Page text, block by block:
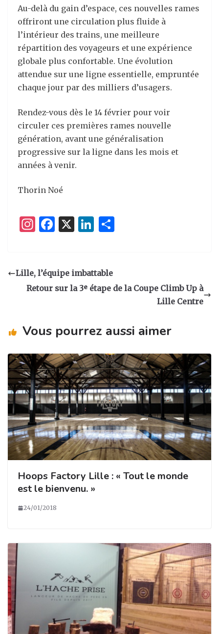
Au-delà du gain d’espace, ces nouvelles rames
offriront une circulation plus fluide à
l’intérieur des trains, une meilleure
répartition des voyageurs et une expérience
globale plus confortable. Une évolution
attendue sur une ligne essentielle, empruntée
chaque jour par des milliers d’usagers.
Rendez-vous dès le 14 février pour voir
circuler ces premières rames nouvelle
génération, avant une généralisation
progressive sur la ligne dans les mois et
années à venir.
Thorin Noé
I
a
g
F
e
b
k
X
Li
e
dI er
Lille, l’équipe imbattable
Retour sur la 3ᵉ étape de la Coupe Climb Up à
Lille Centre
Vous pourrez aussi aimer
Hoops Factory Lille : « Tout le monde
est le bienvenu. »
24/01/2018